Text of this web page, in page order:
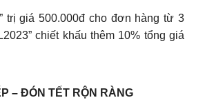
trị giá 500.000đ cho đơn hàng từ 3
chiết khấu thêm 10% tổng giá
– ĐÓN TẾT RỘN RÀNG